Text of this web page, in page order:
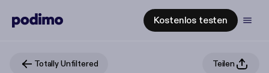
Kostenlos testen
Totally Unfiltered Teilen